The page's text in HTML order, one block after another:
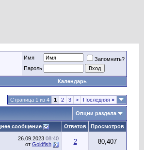
Имя
Запомнить?
Пароль
Календарь
Страница 1 из 4 1 2 3 > Последняя »
Опции раздела
сообщение Ответов Просмотров
26.09.2023 08:40
от Goldfish 2 80,407